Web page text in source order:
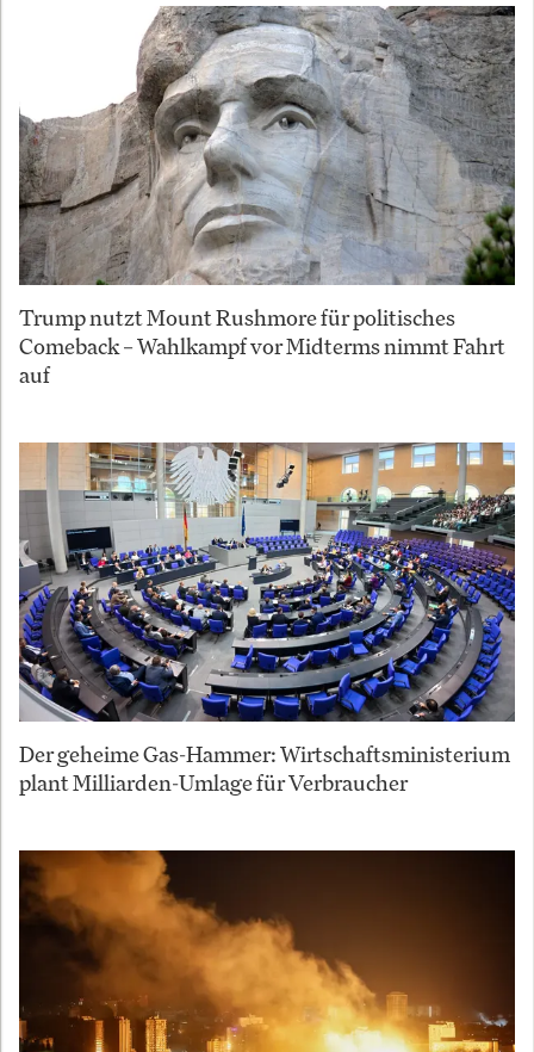
Trump nutzt Mount Rushmore für politisches
Comeback – Wahlkampf vor Midterms nimmt Fahrt
auf
Der geheime Gas-Hammer: Wirtschaftsministerium
plant Milliarden-Umlage für Verbraucher